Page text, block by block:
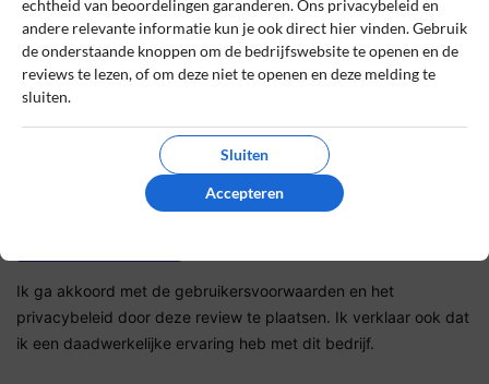
De review *
Ik ga akkoord met de gebruikersvoorwaarden en het
privacybeleid door deze review te plaatsen. Ik verklaar ook dat
ik een daadwerkelijke ervaring heb met dit bedrijf.
echtheid van beoordelingen garanderen. Ons privacybeleid en
andere relevante informatie kun je ook direct hier vinden. Gebruik
de onderstaande knoppen om de bedrijfswebsite te openen en de
reviews te lezen, of om deze niet te openen en deze melding te
sluiten.
Sluiten
Accepteren